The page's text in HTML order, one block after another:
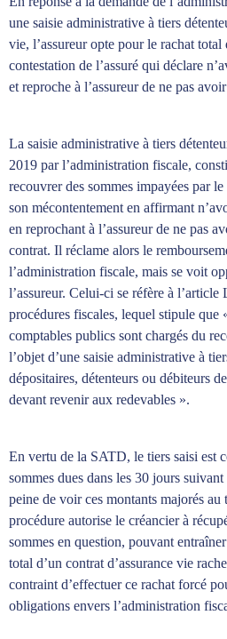
une saisie administrative à tiers
vie, l’assureur opte pour le rachat
contestation de l’assuré qui déclare
et reproche à l’assureur de ne pas
La saisie administrative à tiers
2019 par l’administration fiscale,
recouvrer des sommes impayées par
son mécontentement en affirmant
en reprochant à l’assureur de ne pas
contrat. Il réclame alors le
l’administration fiscale, mais se voit
l’assureur. Celui-ci se réfère à
procédures fiscales, lequel stipule que
comptables publics sont chargés du
l’objet d’une saisie administrative à
dépositaires, détenteurs ou débiteurs
devant revenir aux redevables ».
En vertu de la SATD, le tiers saisi est
sommes dues dans les 30 jours
peine de voir ces montants majorés au
procédure autorise le créancier à
sommes en question, pouvant
total d’un contrat d’assurance vie
contraint d’effectuer ce rachat forcé
obligations envers l’administration